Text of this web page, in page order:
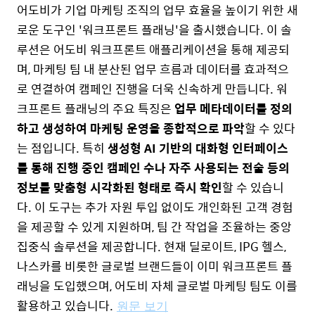
어도비가 기업 마케팅 조직의 업무 효율을 높이기 위한 새
로운 도구인 '워크프론트 플래닝'을 출시했습니다. 이 솔
루션은 어도비 워크프론트 애플리케이션을 통해 제공되
며, 마케팅 팀 내 분산된 업무 흐름과 데이터를 효과적으
로 연결하여 캠페인 진행을 더욱 신속하게 만듭니다. 워
크프론트 플래닝의 주요 특징은 업무 메타데이터를 정의
하고 생성하여 마케팅 운영을 종합적으로 파악할 수 있다
는 점입니다. 특히 생성형 AI 기반의 대화형 인터페이스
를 통해 진행 중인 캠페인 수나 자주 사용되는 전술 등의
정보를 맞춤형 시각화된 형태로 즉시 확인할 수 있습니
다. 이 도구는 추가 자원 투입 없이도 개인화된 고객 경험
을 제공할 수 있게 지원하며, 팀 간 작업을 조율하는 중앙
집중식 솔루션을 제공합니다. 현재 딜로이트, IPG 헬스,
나스카를 비롯한 글로벌 브랜드들이 이미 워크프론트 플
래닝을 도입했으며, 어도비 자체 글로벌 마케팅 팀도 이를
활용하고 있습니다. 원문 보기